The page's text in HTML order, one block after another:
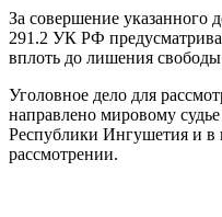
За совершение указанного
291.2 УК РФ
вплоть до лишения
Уголовное дело для
направлено мировому
Республики Ингушетия и в
рассмотрении.